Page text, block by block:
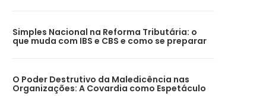
Simples Nacional na Reforma Tributária: o
que muda com IBS e CBS e como se preparar
O Poder Destrutivo da Maledicência nas
Organizações: A Covardia como Espetáculo